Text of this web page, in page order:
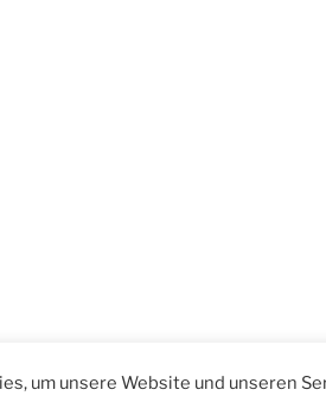
um unsere Website und unseren